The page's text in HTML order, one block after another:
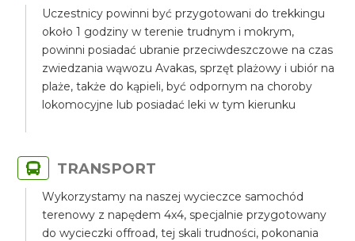
Uczestnicy powinni być przygotowani do trekkingu
około 1 godziny w terenie trudnym i mokrym,
powinni posiadać ubranie przeciwdeszczowe na czas
zwiedzania wąwozu Avakas, sprzęt plażowy i ubiór na
plaże, także do kąpieli, być odpornym na choroby
lokomocyjne lub posiadać leki w tym kierunku
TRANSPORT
Wykorzystamy na naszej wycieczce samochód
terenowy z napędem 4x4, specjalnie przygotowany
do wycieczki offroad, tej skali trudności, pokonania